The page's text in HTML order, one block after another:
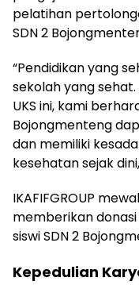
pelatihan
SDN 2
“Pendidikan yang
sekolah yang
UKS ini, kami
Bojongmenteng
dan memiliki
kesehatan sejak
IKAFIFGROUP
memberikan
siswi SDN 2
Kepedulian